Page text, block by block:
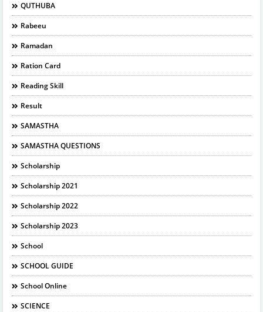
QUTHUBA
Rabeeu
Ramadan
Ration Card
Reading Skill
Result
SAMASTHA
SAMASTHA QUESTIONS
Scholarship
Scholarship 2021
Scholarship 2022
Scholarship 2023
School
SCHOOL GUIDE
School Online
SCIENCE